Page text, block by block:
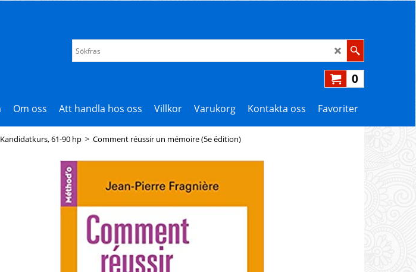
0
Om oss Att handla hos oss Villkor Varukorg Kontakta oss Favoriter
Kandidatkurs, 61-90 hp > Comment réussir un mémoire (5e édition)